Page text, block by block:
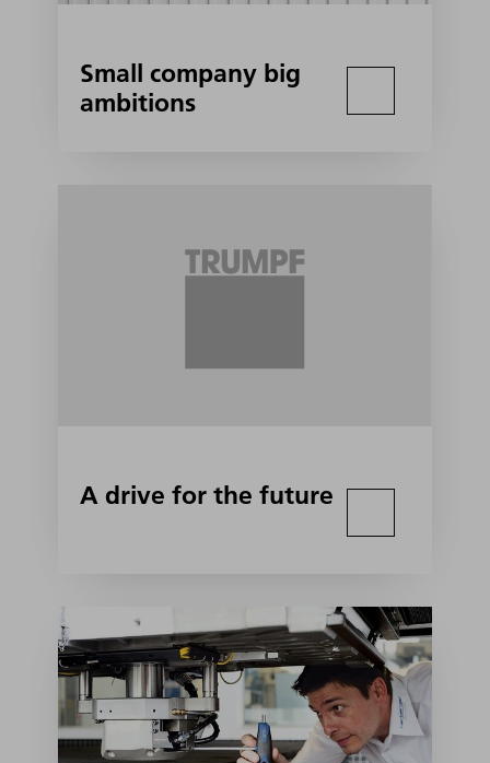
Small company big
ambitions
A drive for the future